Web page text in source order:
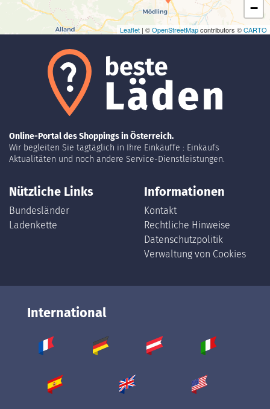
−
Leaflet | ©OpenStreetMapcontributors ©CARTO
Online-Portal des Shoppings in Österreich.
Wir begleiten Sie tagtäglich in Ihre Einkäuffe : Einkaufs
Aktualitäten und noch andere Service-Dienstleistungen.
Nützliche Links
Bundesländer
Ladenkette
Informationen
Kontakt
Rechtliche Hinweise
Datenschutzpolitik
Verwaltung von Cookies
International